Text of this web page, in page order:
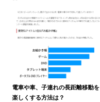
電車や車、子連れの長距離移動を
楽しくする方法は？